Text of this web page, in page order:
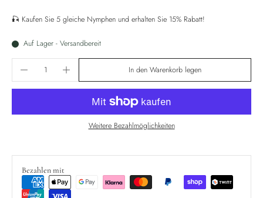
🎣 Kaufen Sie 5 gleiche Nymphen und erhalten Sie 15% Rabatt!
Auf Lager - Versandbereit
In den Warenkorb legen
Weitere Bezahlmöglichkeiten
Bezahlen mit